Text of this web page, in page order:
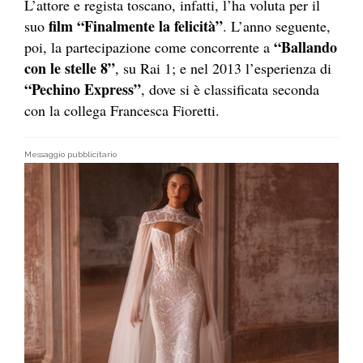
L’attore e regista toscano, infatti, l’ha voluta per il
suo film “Finalmente la felicità”. L’anno seguente,
poi, la partecipazione come concorrente a “Ballando
con le stelle 8”, su Rai 1; e nel 2013 l’esperienza di
“Pechino Express”, dove si è classificata seconda
con la collega Francesca Fioretti.
Messaggio pubblicitario